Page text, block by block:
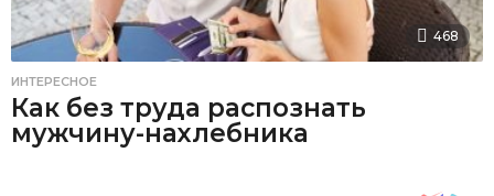
468
ИНТЕРЕСНОЕ
Как без труда распознать
мужчину-нахлебника